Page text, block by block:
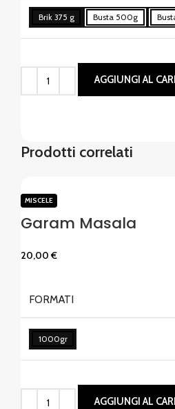
Brik 375 g Busta 500g
AGGIUNGI AL
Prodotti correlati
Garam Masala
MISCELE
20,00€
FORMATI
1000gr
AGGIUNGI AL